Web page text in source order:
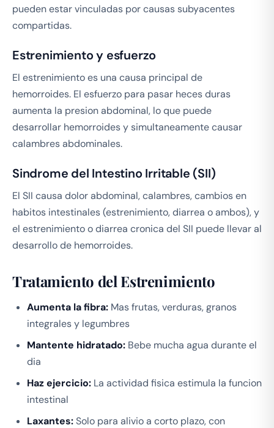
pueden estar vinculadas por causas subyacentes
compartidas.
Estrenimiento y esfuerzo
El estrenimiento es una causa principal de
hemorroides. El esfuerzo para pasar heces duras
aumenta la presion abdominal, lo que puede
desarrollar hemorroides y simultaneamente causar
calambres abdominales.
Sindrome del Intestino Irritable (SII)
El SII causa dolor abdominal, calambres, cambios en
habitos intestinales (estrenimiento, diarrea o ambos), y
el estrenimiento o diarrea cronica del SII puede llevar al
desarrollo de hemorroides.
Tratamiento del Estrenimiento
Aumenta la fibra: Mas frutas, verduras, granos
integrales y legumbres
Mantente hidratado: Bebe mucha agua durante el
dia
Haz ejercicio: La actividad fisica estimula la funcion
intestinal
Laxantes:Solo para alivio a corto plazo, con